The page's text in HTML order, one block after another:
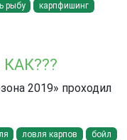
рыбу карпфишинг
КАК???
2019» проходил
ловля карпов
бойл